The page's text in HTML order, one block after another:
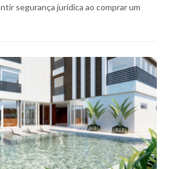
segurança jurídica ao comprar um